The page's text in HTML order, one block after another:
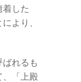
着した
より、
れるも
、「上殿